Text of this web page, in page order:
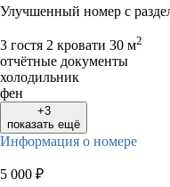
Улучшенный номер с
3 гостя 2 кровати 30 м2
отчётные документы
холодильник
фен
+3
показать ещё
Информация о номере
5 000 ₽